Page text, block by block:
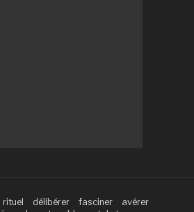
rituel délibérer fasciner
avérer